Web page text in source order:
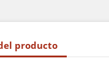
producto